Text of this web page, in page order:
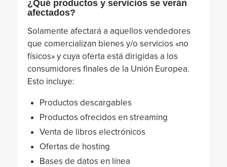
¿Qué productos y servicios se verán
afectados?
Solamente afectará a aquellos vendedores
que comercializan bienes y/o servicios «no
físicos» y cuya oferta está dirigidas a los
consumidores finales de la Unión Europea.
Esto incluye:
Productos descargables
Productos ofrecidos en streaming
Venta de libros electrónicos
Ofertas de hosting
Bases de datos en línea